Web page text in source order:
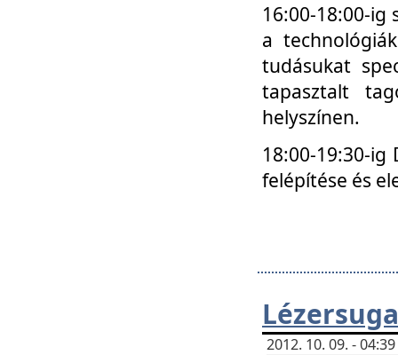
16:00-18:00-
a
tudásukat
tapasztalt
helyszínen.
18:00-19:30-
felépítése és
2012. 10. 09. -